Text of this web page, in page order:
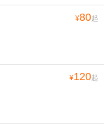
¥80起
¥120起